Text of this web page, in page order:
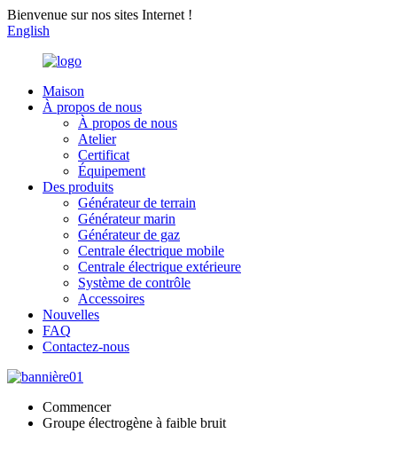
Bienvenue sur nos sites Internet !
English
Maison
À propos de nous
À propos de nous
Atelier
Certificat
Équipement
Des produits
Générateur de terrain
Générateur marin
Générateur de gaz
Centrale électrique mobile
Centrale électrique extérieure
Système de contrôle
Accessoires
Nouvelles
FAQ
Contactez-nous
Commencer
Groupe électrogène à faible bruit